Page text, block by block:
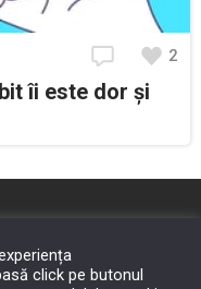
2
îi este dor și
click pe butonul